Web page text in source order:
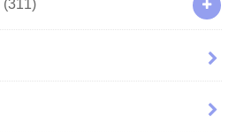
(311)